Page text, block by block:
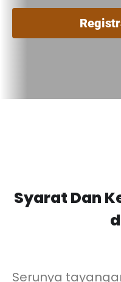
Syarat Dan
Serunya